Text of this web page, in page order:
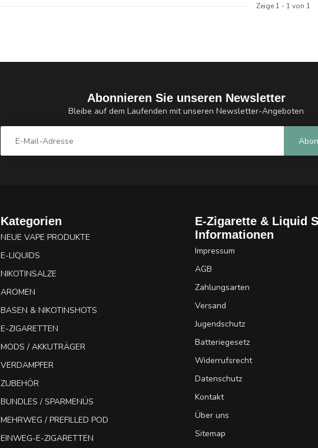
Zeige 1 - 1 von 1
Abonnieren Sie unseren Newsletter
Bleibe auf dem Laufenden mit unseren Newsletter-Angeboten
Kategorien
NEUE VAPE PRODUKTE
E-LIQUIDS
NIKOTINSALZE
AROMEN
BASEN & NIKOTINSHOTS
E-ZIGARETTEN
MODS / AKKUTRÄGER
VERDAMPFER
ZUBEHÖR
BUNDLES / SPARMENÜS
MEHRWEG / PREFILLED POD
EINWEG-E-ZIGARETTEN
E-Zigarette & Liquid
Informationen
Impressum
AGB
Zahlungsarten
Versand
Jugendschutz
Batteriegesetz
Widerrufsrecht
Datenschutz
Kontakt
Über uns
Sitemap